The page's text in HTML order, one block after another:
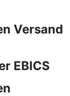
Versand
EBICS